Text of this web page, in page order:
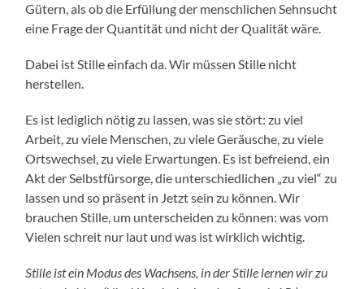
Gütern, als ob die Erfüllung der menschlichen Sehnsucht
eine Frage der Quantität und nicht der Qualität wäre.
Dabei ist Stille einfach da. Wir müssen Stille nicht
herstellen.
Es ist lediglich nötig zu lassen, was sie stört: zu viel
Arbeit, zu viele Menschen, zu viele Geräusche, zu viele
Ortswechsel, zu viele Erwartungen. Es ist befreiend, ein
Akt der Selbstfürsorge, die unterschiedlichen „zu viel“ zu
lassen und so präsent in Jetzt sein zu können. Wir
brauchen Stille, um unterscheiden zu können: was vom
Vielen schreit nur laut und was ist wirklich wichtig.
Stille ist ein Modus des Wachsens, in der Stille lernen wir zu